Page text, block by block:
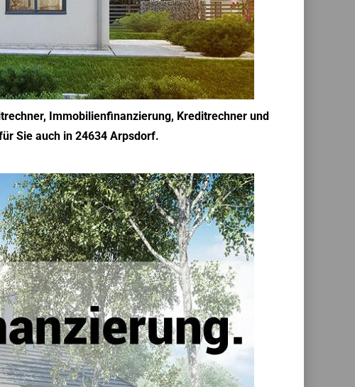
Immobilienfinanzierung, Kreditrechner und
Sie auch in 24634 Arpsdorf.